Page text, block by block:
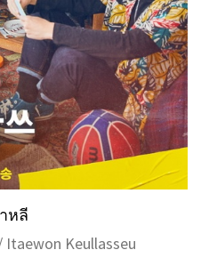
หลี
Keullasseu